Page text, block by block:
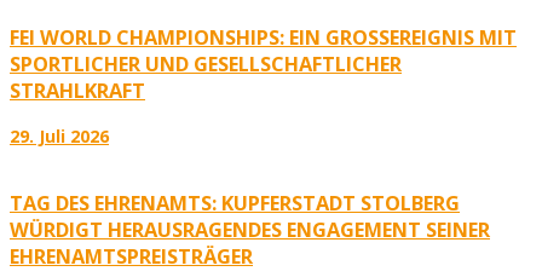
FEI WORLD CHAMPIONSHIPS: EIN GROSSEREIGNIS MIT S
PORTLICHER UND GESELLSCHAFTLICHER S
TRAHLKRAFT
29. Juli 2026
TAG DES EHRENAMTS: KUPFERSTADT STOLBERG
WÜRDIGT HERAUSRAGENDES ENGAGEMENT SEINER
EHRENAMTSPREISTRÄGER